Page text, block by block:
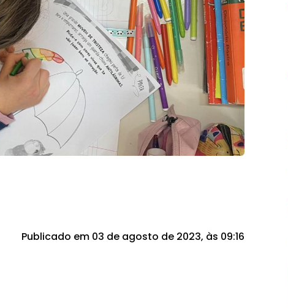
Publicado em 03 de agosto de 2023, às 09:16